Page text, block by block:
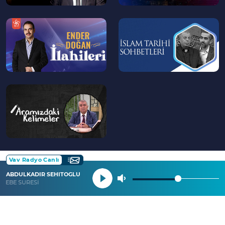
--
>
--
>
--
ABDULKADIR SEHITOGLU
SURESİ
Vav Radyo Canlı